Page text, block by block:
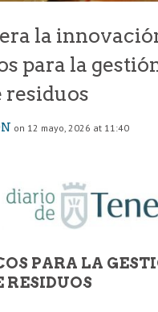
la
para la
residuos
on 12 mayo, 2026 at 11:40
PARA LA
RESIDUOS